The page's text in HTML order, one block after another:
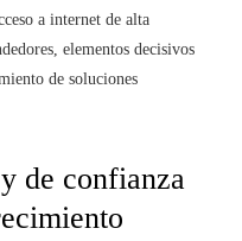
a internet de alta
elementos decisivos
de soluciones
de confianza